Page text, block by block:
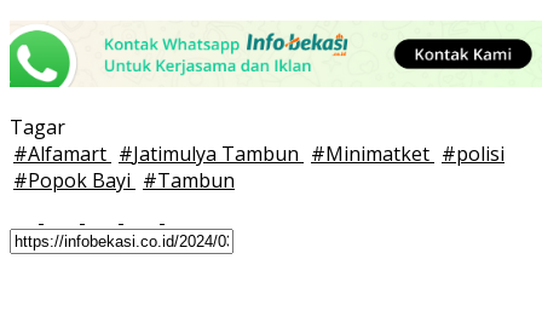
Tagar
#Alfamart #Jatimulya Tambun #Minimatket #polisi
#Popok Bayi #Tambun